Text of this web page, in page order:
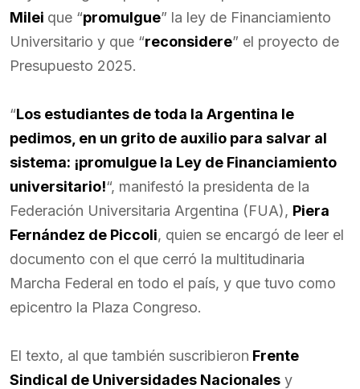
Milei que “promulgue” la ley de Financiamiento
Universitario y que “reconsidere” el proyecto de
Presupuesto 2025.
“Los estudiantes de toda la Argentina le
pedimos, en un grito de auxilio para salvar al
sistema: ¡promulgue la Ley de Financiamiento
universitario!“, manifestó la presidenta de la
Federación Universitaria Argentina (FUA), Piera
Fernández de Piccoli, quien se encargó de leer el
documento con el que cerró la multitudinaria
Marcha Federal en todo el país, y que tuvo como
epicentro la Plaza Congreso.
El texto, al que también suscribieron Frente
Sindical de Universidades Nacionales y